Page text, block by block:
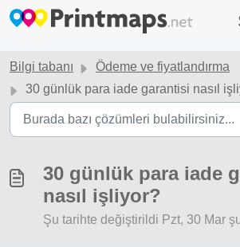
Ana içeriğe geç
Bilgi tabanı
Ödeme ve fiyatlandırma
30 günlük para iade garantisi nasıl
30 günlük para iade
nasıl işliyor?
Şu tarihte değiştirildi Pzt, 30 Mar